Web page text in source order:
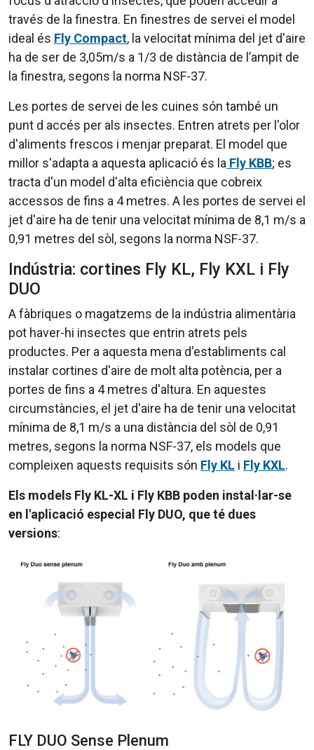
través de la finestra. En finestres de servei el model
ideal és Fly Compact, la velocitat mínima del jet d'aire
ha de ser de 3,05m/s a 1/3 de distància de l’ampit de
la finestra, segons la norma NSF-37.
Les portes de servei de les cuines són també un
punt d accés per als insectes. Entren atrets per l'olor
d'aliments frescos i menjar preparat. El model que
millor s'adapta a aquesta aplicació és la Fly KBB; es
tracta d'un model d'alta eficiència que cobreix
accessos de fins a 4 metres. A les portes de servei el
jet d'aire ha de tenir una velocitat mínima de 8,1 m/s a
0,91 metres del sòl, segons la norma NSF-37.
Indústria: cortines Fly KL, Fly KXL i Fly
DUO
A fàbriques o magatzems de la indústria alimentària
pot haver-hi insectes que entrin atrets pels
productes. Per a aquesta mena d'establiments cal
instalar cortines d'aire de molt alta potència, per a
portes de fins a 4 metres d'altura. En aquestes
circumstàncies, el jet d'aire ha de tenir una velocitat
mínima de 8,1 m/s a una distància del sòl de 0,91
metres, segons la norma NSF-37, els models que
compleixen aquests requisits són Fly KL i Fly KXL.
Els models Fly KL-XL i Fly KBB poden instal·lar-se
en l'aplicació especial Fly DUO, que té dues
versions:
FLY DUO Sense Plenum